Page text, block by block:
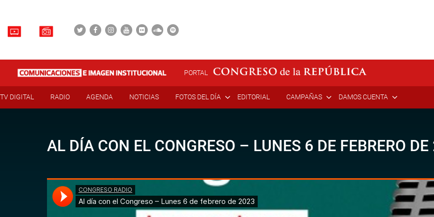
PORTAL
TV DIGITAL RADIO AGENDA NOTICIAS FOTOS DEL DÍA EDITORIAL CAMPAÑAS DAMOS CUENTA
AL DÍA CON EL CONGRESO – LUNES 6 DE FEBRERO